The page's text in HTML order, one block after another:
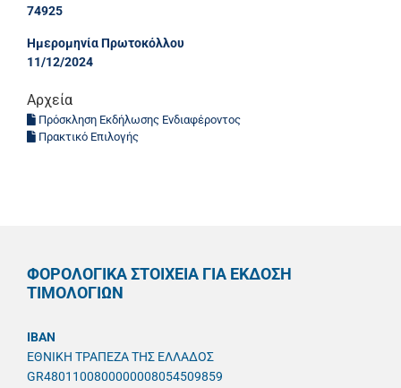
74925
Ημερομηνία Πρωτοκόλλου
11/12/2024
Αρχεία
Πρόσκληση Εκδήλωσης Ενδιαφέροντος
Πρακτικό Επιλογής
ΦΟΡΟΛΟΓΙΚΑ ΣΤΟΙΧΕΙΑ ΓΙΑ ΕΚΔΟΣΗ
ΤΙΜΟΛΟΓΙΩΝ
IBAN
ΕΘΝΙΚΗ ΤΡΑΠΕΖΑ ΤΗΣ ΕΛΛΑΔΟΣ
GR4801100800000008054509859